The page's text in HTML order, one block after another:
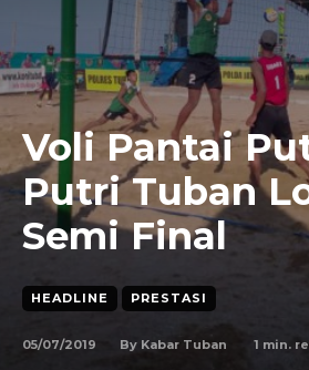
Voli Pantai
Putri Tuban
Semi Final
HEADLINE PRESTASI
05/07/2019 By Kabar Tuban 1 min.